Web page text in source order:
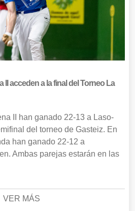
II acceden a la final del Torneo La
II han ganado 22-13 a Laso-
del torneo de Gasteiz. En
han ganado 22-12 a
Ambas parejas estarán en las
VER MÁS